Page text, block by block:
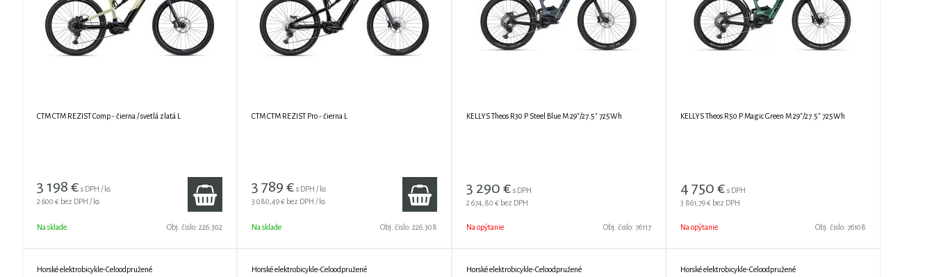
CTM CTM REZIST Comp - čierna / svetlá zlatá L
3 198 € s DPH / ks
2 600 € bez DPH / ks
Na sklade Obj. čislo: 226.302
CTM CTM REZIST Pro - čierna L
3 789 € s DPH / ks
3 080,49 € bez DPH / ks
Na sklade Obj. čislo: 226.308
KELLYS Theos R30 P Steel Blue M 29"/27.5" 725Wh
3 290 € s DPH
2 674,80 € bez DPH
Na opýtanie Obj. čislo:76117
KELLYS Theos R50 P Magic Green M 29"/27.5" 725Wh
4 750 € s DPH
3 861,79 € bez DPH
Na opýtanie Obj. čislo: 76108
Horské elektrobicykle-Celoodpružené Horské elektrobicykle-Celoodpružené Horské elektrobicykle-Celoodpružené Horské elektrobicykle-Celoodpružené